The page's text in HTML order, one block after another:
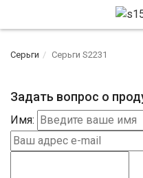
Серьги Серьги S2231
Задать вопрос о
Имя: